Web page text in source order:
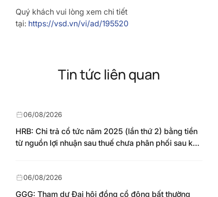
Quý khách vui lòng xem chi tiết
tại: https://vsd.vn/vi/ad/195520
Tin tức liên quan
HRB: Chi trả cổ tức năm 2025 (lần thứ 2) bằng tiền
từ nguồn lợi nhuận sau thuế chưa phân phối sau khi
ngày 04/08/2026
06/08/2026
GGG: Tham dự Đại hội đồng cổ đông bất thường
06/08/2026